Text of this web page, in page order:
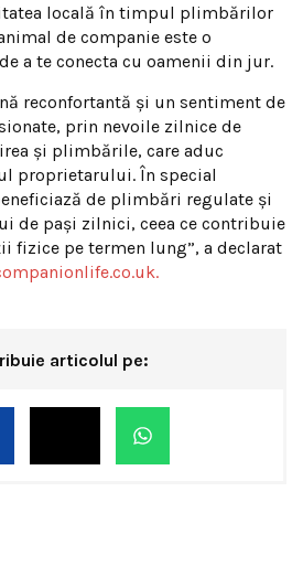
locală în timpul plimbărilor
de companie este o
a te conecta cu oamenii din jur.
reconfortantă și un sentiment de
prin nevoile zilnice de
și plimbările, care aduc
proprietarului. În special
de plimbări regulate și
de pași zilnici, ceea ce contribuie
fizice pe termen lung”, a declarat
articolul pe: